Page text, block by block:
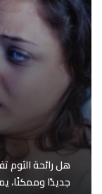
هل رائحة الثوم
جديدًا وممكنًا،